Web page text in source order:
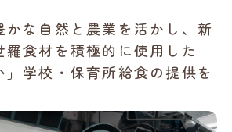
かな自然と農業を活かし、新
食材を積極的に使用した
」学校・保育所給食の提供を